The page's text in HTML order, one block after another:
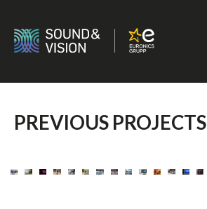
content
Sound
PREVIOUS PROJECTS